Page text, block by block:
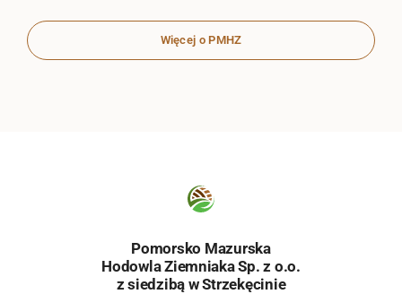
Więcej o PMHZ
Pomorsko Mazurska
Hodowla Ziemniaka Sp. z o.o.
z siedzibą w Strzekęcinie